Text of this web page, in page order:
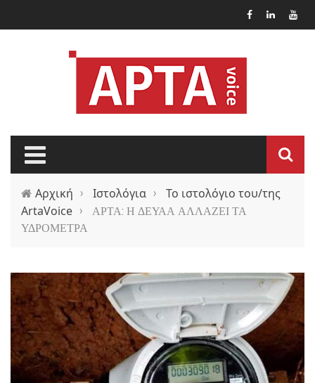
Αρχική › Ιστολόγια ›
Το ιστολόγιο του/της
ArtaVoice ›
ΑΡΤΑ: Η ΔΕΥΑΑ ΑΛΛΑΖΕΙ ΤΑ
ΥΔΡΟΜΕΤΡΑ